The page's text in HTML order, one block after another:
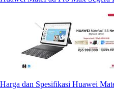
Harga dan Spesifikasi Huawei